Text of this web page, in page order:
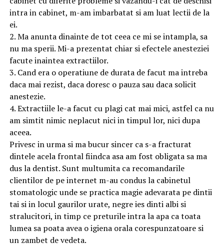
intra in cabinet, m-am imbarbatat si am luat lectii de la
ei.
2. Ma anunta dinainte de tot ceea ce mi se intampla, sa
nu ma sperii. Mi-a prezentat chiar si efectele anesteziei
facute inaintea extractiilor.
3. Cand era o operatiune de durata de facut ma intreba
daca mai rezist, daca doresc o pauza sau daca solicit
anestezie.
4. Extractiile le-a facut cu plagi cat mai mici, astfel ca nu
am simtit nimic neplacut nici in timpul lor, nici dupa
aceea.
Privesc in urma si ma bucur sincer ca s-a fracturat
dintele acela frontal fiindca asa am fost obligata sa ma
dus la dentist. Sunt multumita ca recomandarile
clientilor de pe internet m-au condus la cabinetul
stomatologic unde se practica magie adevarata pe dintii
tai si in locul gaurilor urate, negre ies dinti albi si
stralucitori, in timp ce preturile intra la apa ca toata
lumea sa poata avea o igiena orala corespunzatoare si
un zambet de vedeta.